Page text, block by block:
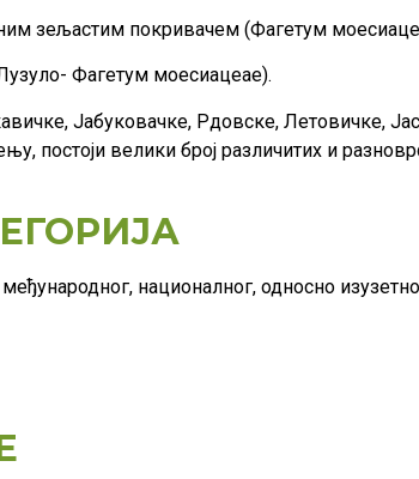
зељастим покривачем (Фагетум
Фагетум моесиацеае).
Јабуковачке, Рдовске, Летовичке,
постоји велики број различитих и
националног, односно